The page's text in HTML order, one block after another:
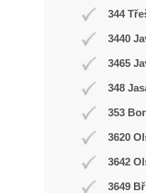
344
3440
3465
348
353
3620
3642
3649